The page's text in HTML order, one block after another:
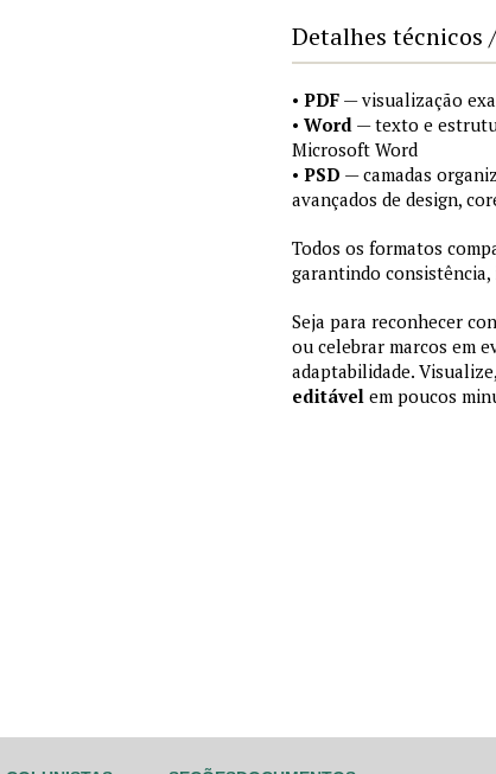
Detalhes técnicos
• PDF — visualização
• Word — texto e
Microsoft Word
• PSD — camadas
avançados de design,
Todos os formatos
garantindo
Seja para reconhecer
ou celebrar marcos em
adaptabilidade.
editável em poucos